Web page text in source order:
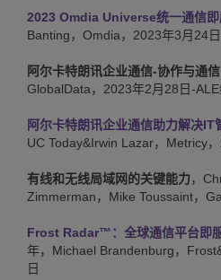
2023 Omdia Universe统一通信即
Banting，Omdia，2023年3月24
阿尔卡特朗讯企业通信-协作与通信
GlobalData，2023年2月28日-
阿尔卡特朗讯企业通信助力解决IT
UC Today&Irwin Lazar，Metricy
有线和无线局域网的关键能力，
Zimmerman，Mike Toussaint，
Frost Radar™：全球通信平台即
年，Michael Brandenburg，
日